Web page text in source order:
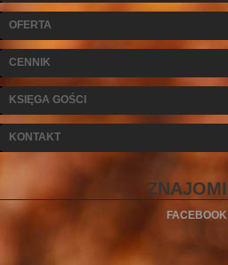
OFERTA
CENNIK
KSIĘGA GOŚCI
KONTAKT
ZNAJOMI
FACEBOOK